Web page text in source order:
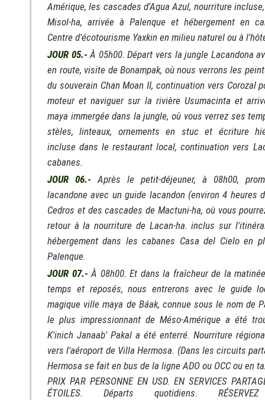
Amérique, les cascades d'Agua Azul, nourriture
Misol-ha, arrivée à Palenque et hébergement en
Centre d'écotourisme Yaxkin en milieu naturel ou à
JOUR 05.- À 05h00. Départ vers la jungle Lacandona
en route, visite de Bonampak, où nous verrons les
du souverain Chan Moan II, continuation vers Corozal
moteur et naviguer sur la rivière Usumacinta et
maya immergée dans la jungle, où vous verrez ses
stèles, linteaux, ornements en stuc et écriture
incluse dans le restaurant local, continuation vers
cabanes.
JOUR 06.- Après le petit-déjeuner, à 08h00,
lacandone avec un guide lacandon (environ 4 heures
Cedros et des cascades de Mactuni-ha, où vous
retour à la nourriture de Lacan-ha. inclus sur
hébergement dans les cabanes Casa del Cielo en
Palenque.
JOUR 07.- À 08h00. Et dans la fraîcheur de la
temps et reposés, nous entrerons avec le guide
magique ville maya de Báak, connue sous le nom de
le plus impressionnant de Méso-Amérique a été
K'inich Janaab' Pakal a été enterré. Nourriture
vers l'aéroport de Villa Hermosa. (Dans les circuits
Hermosa se fait en bus de la ligne ADO ou OCC ou en
PRIX PAR PERSONNE EN USD. EN SERVICES
ÉTOILES. Départs quotidiens.